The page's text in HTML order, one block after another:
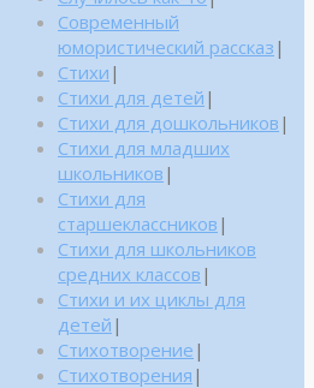
Современный
юмористический рассказ |
Стихи |
Стихи для детей |
Стихи для дошкольников |
Стихи для младших
школьников |
Стихи для
старшеклассников |
Стихи для школьников
средних классов |
Стихи и их циклы для
детей |
Стихотворение |
Стихотворения |